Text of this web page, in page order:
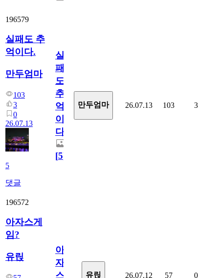
196579
실패도 추
억이다.
만두엄마
103
3
0
26.07.13
5
댓글
실
패
도
추
억
이
다.
[5]
만두엄마 26.07.13 103 3
196572
아자스게
임?
유릱
아
자
스
유릱 26.07.12 57 0